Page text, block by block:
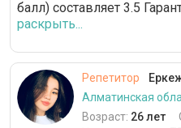
балл) составляет 3.5
раскрыть...
Репетитор
Алматинская
Возраст: 26 лет